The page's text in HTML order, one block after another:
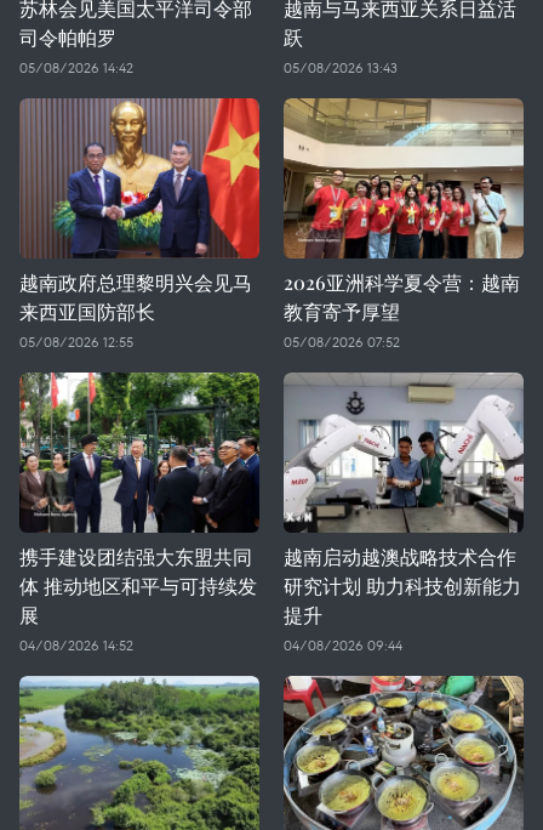
苏林会见美国太平洋司令部
司令帕帕罗
05/08/2026 14:42
越南与马来西亚关系日益活
跃
05/08/2026 13:43
越南政府总理黎明兴会见马
来西亚国防部长
05/08/2026 12:55
2026亚洲科学夏令营：越南
教育寄予厚望
05/08/2026 07:52
携手建设团结强大东盟共同
体 推动地区和平与可持续发
展
04/08/2026 14:52
越南启动越澳战略技术合作
研究计划 助力科技创新能力
提升
04/08/2026 09:44